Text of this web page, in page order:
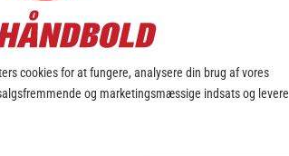
cookies for at fungere, analysere din brug af vores
og marketingsmæssige indsats og levere